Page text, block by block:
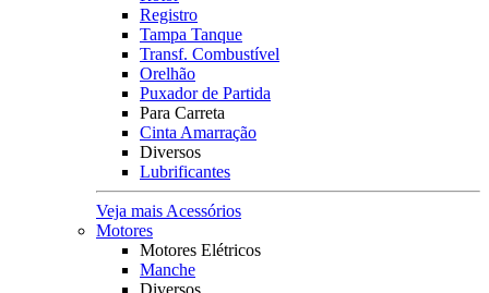
Registro
Tampa Tanque
Transf. Combustível
Orelhão
Puxador de Partida
Para Carreta
Cinta Amarração
Diversos
Lubrificantes
Veja mais Acessórios
Motores
Motores Elétricos
Manche
Diversos